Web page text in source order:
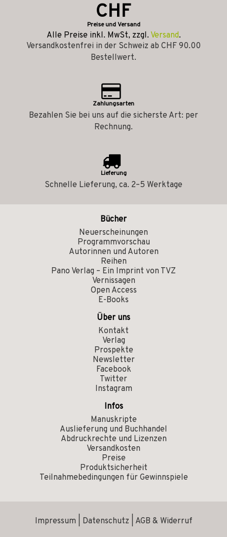
CHF
Preise und Versand
Alle Preise inkl. MwSt, zzgl. Versand.
Versandkostenfrei in der Schweiz ab CHF 90.00
Bestellwert.
Zahlungsarten
Bezahlen Sie bei uns auf die sicherste Art: per
Rechnung.
Lieferung
Schnelle Lieferung, ca. 2–5 Werktage
Bücher
Neuerscheinungen
Programmvorschau
Autorinnen und Autoren
Reihen
Pano Verlag – Ein Imprint von TVZ
Vernissagen
Open Access
E-Books
Über uns
Kontakt
Verlag
Prospekte
Newsletter
Facebook
Twitter
Instagram
Infos
Manuskripte
Auslieferung und Buchhandel
Abdruckrechte und Lizenzen
Versandkosten
Preise
Produktsicherheit
Teilnahmebedingungen für Gewinnspiele
Impressum Datenschutz AGB & Widerruf